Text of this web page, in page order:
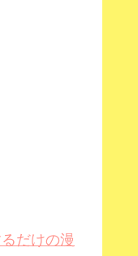
だけの漫